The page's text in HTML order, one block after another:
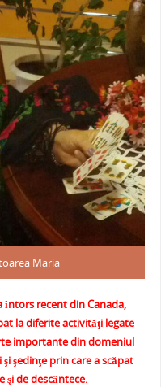
a
ză
Maria
întors recent din Canada,
la diferite activităţi legate
importante din domeniul
şedinţe prin care a scăpat
şi de descântece.